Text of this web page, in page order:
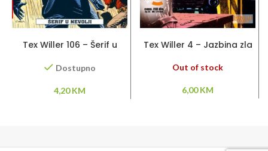
Tex Willer 106 – Šerif u
Dostupno
4,20KM
Tex Willer 4 – Jazbina zla
Out of stock
6,00KM